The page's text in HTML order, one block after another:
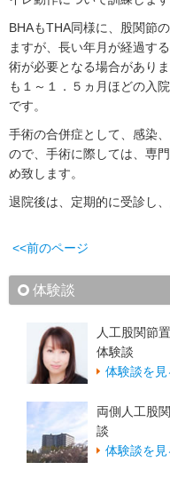
BHAもTHA同様に、股関節
ますが、長い年月が経過す
術が必要となる場合があり
も１～１．５ヵ月ほどの入
です。
手術の合併症として、感染
ので、手術に際しては、専
め致します。
退院後は、定期的に受診し
<<前のページ
体験談
人工股関節
体験談
体験談を見
両側人工股
談
体験談を見